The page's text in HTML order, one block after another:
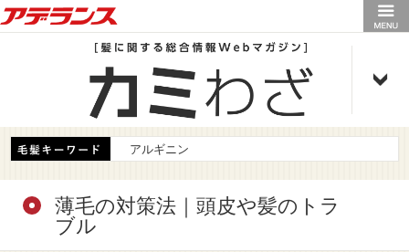
アデランス
アルギニン
薄毛の対策法｜頭皮や髪のトラ
ブル